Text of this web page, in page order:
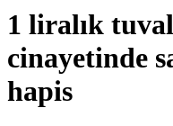
1 liralık
cinayetinde
hapis